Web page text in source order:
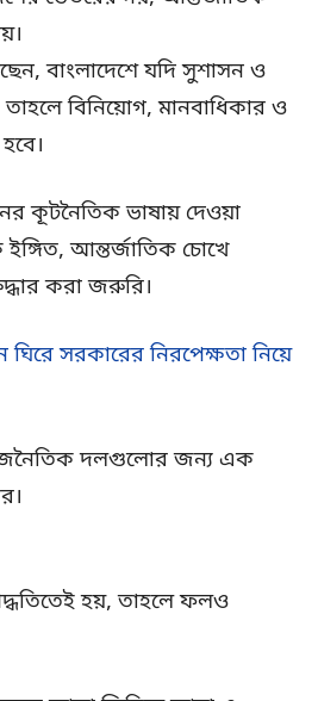
বাংলাদেশে যদি সুশাসন ও
বিনিয়োগ, মানবাধিকার ও
কূটনৈতিক ভাষায় দেওয়া
ইঙ্গিত, আন্তর্জাতিক চোখে
করা জরুরি।
ঘিরে সরকারের নিরপেক্ষতা নিয়ে
দলগুলোর জন্য এক
হয়, তাহলে ফলও